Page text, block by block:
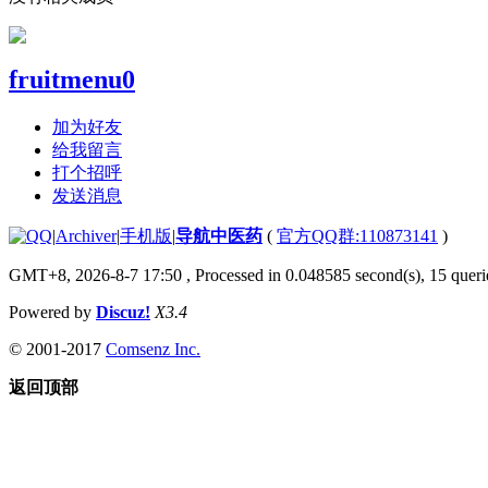
fruitmenu0
加为好友
给我留言
打个招呼
发送消息
|Archiver|手机版|导航中医药 ( 官方QQ群:110873141 )
GMT+8, 2026-8-7 17:50 , Processed in 0.048585 second(s), 15
Powered by Discuz! X3.4
© 2001-2017 Comsenz Inc.
返回顶部